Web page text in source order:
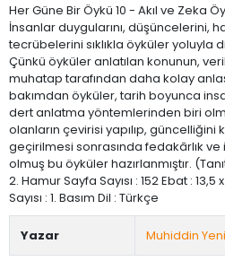
Her Güne Bir Öykü 10 - Akıl ve Zeka
İnsanlar duygularını, düşüncelerini,
tecrübelerini sıklıkla öyküler yoluyla
Çünkü öyküler anlatılan konunun,
muhatap tarafından daha kolay
bakımdan öyküler, tarih boyunca
dert anlatma yöntemlerinden biri
olanların çevirisi yapılıp,
geçirilmesi sonrasında fedakârlık ve
olmuş bu öyküler hazırlanmıştır.
2. Hamur Sayfa Sayısı : 152 Ebat : 13,5 x
Sayısı : 1. Basım Dil : Türkçe
Yazar Muhiddin